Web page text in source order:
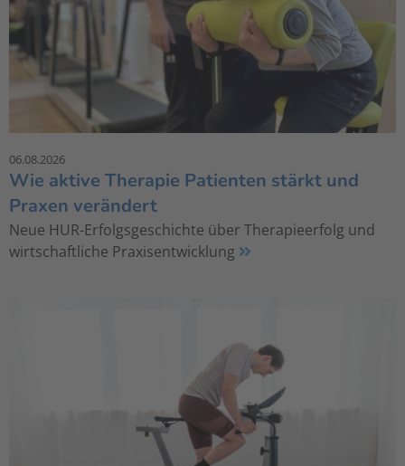
06.08.2026
Wie aktive Therapie Patienten stärkt und
Praxen verändert
Neue HUR-Erfolgsgeschichte über Therapieerfolg und
wirtschaftliche Praxisentwicklung